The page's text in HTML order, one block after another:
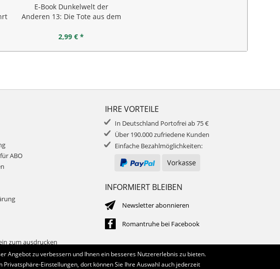
E-Book Dunkelwelt der
Anderen 13: Die Tote aus dem
2,99 € *
ABO
zum ausdrucken
IHRE VORTEILE
In Deutschland Portofrei ab 75 €
Über 190.000 zufriedene Kunden
Einfache Bezahlmöglichkeiten:
INFORMIERT BLEIBEN
Newsletter abonnieren
Romantruhe bei Facebook
Angebot zu verbessern und Ihnen ein besseres Nutzererlebnis zu bieten.
Einstellungen, dort können Sie Ihre Auswahl auch jederzeit